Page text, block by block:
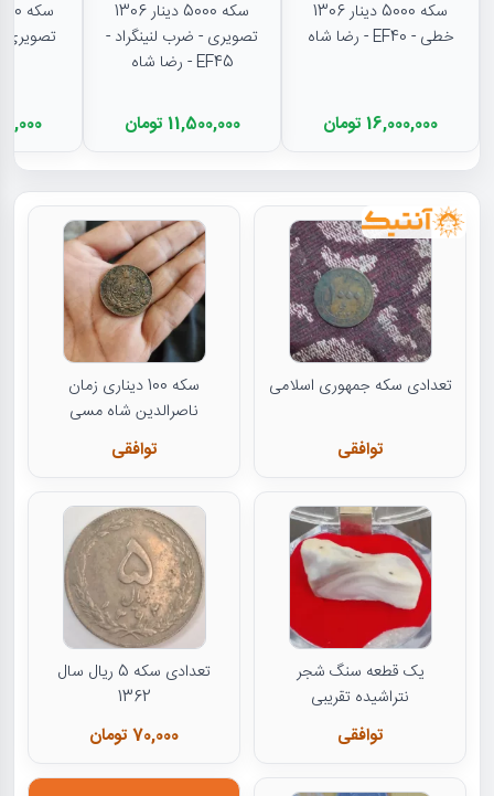
سکه 5000 دینار 1306
خطی - EF40 - رضا شاه
16,000,000 تومان
سکه 5000 دینار 1306
تصویری - ضرب لنینگراد -
EF45 - رضا شاه
11,500,000 تومان
تعدادی سکه جمهوری اسلامی
توافقی
سکه 100 دیناری زمان
ناصرالدین شاه مسی
توافقی
یک قطعه سنگ شجر
نتراشیده تقریبی
توافقی
تعدادی سکه 5 ریال سال
1362
70,000 تومان